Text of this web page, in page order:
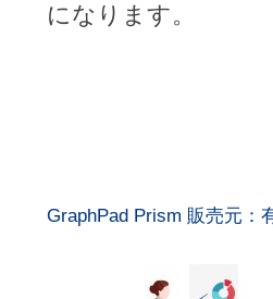
になります。
GraphPad Prism 販売元：